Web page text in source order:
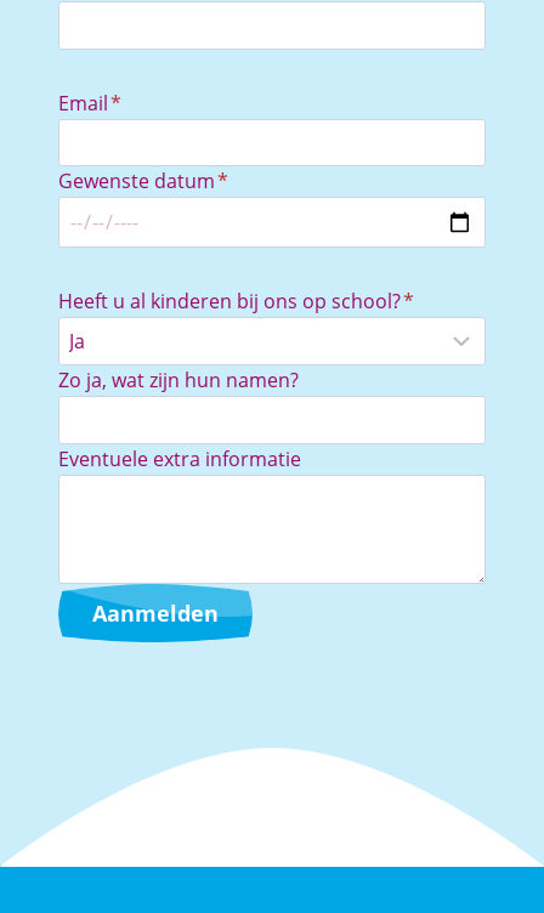
Email*
Gewenste datum*
Heeft u al kinderen bij ons op school?*
Zo ja, wat zijn hun namen?
Eventuele extra informatie
Aanmelden